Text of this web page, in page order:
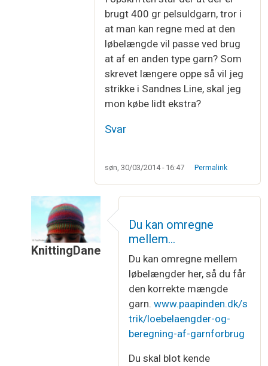
brugt 400 gr pelsuldgarn, tror i
at man kan regne med at den
løbelængde vil passe ved brug
at af en anden type garn? Som
skrevet længere oppe så vil jeg
strikke i Sandnes Line, skal jeg
mon købe lidt ekstra?
Svar
søn, 30/03/2014 - 16:47 Permalink
KnittingDane
Beregning af garnforbrugafHelle
Du kan omregne
mellem…
Du kan omregne mellem
løbelængder her, så du får
den korrekte mængde
garn. www.paapinden.dk/s
trik/loebelaengder-og-
beregning-af-garnforbrug
Du skal blot kende